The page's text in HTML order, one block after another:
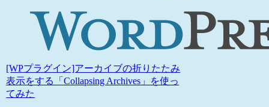
[WPプラグイン]アーカイブの折りたたみ
表示をする「Collapsing Archives」を使っ
てみた